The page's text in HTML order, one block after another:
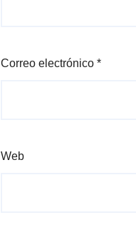
Correo electrónico *
Web